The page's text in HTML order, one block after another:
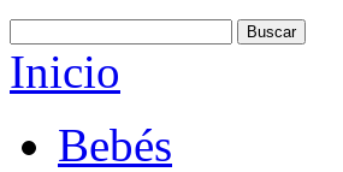
Inicio
Bebés